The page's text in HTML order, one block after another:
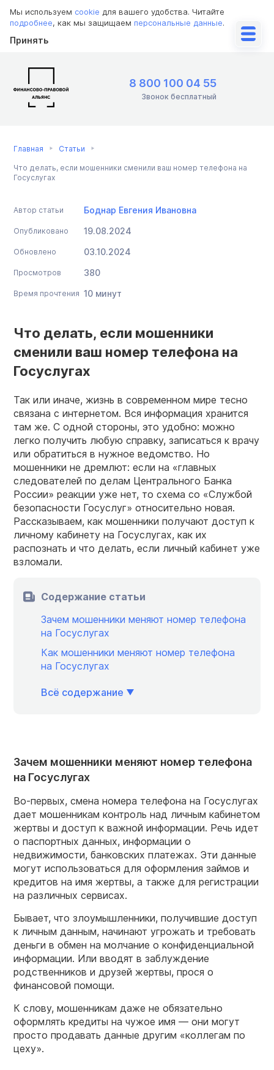
Мы используем cookie для вашего удобства. Читайте
подробнее, как мы защищаем персональные данные.
Принять
8 800 100 04 55
Звонок бесплатный
Главная Статьи
Что делать, если мошенники сменили ваш номер телефона на
Госуслугах
Автор статьи Боднар Евгения Ивановна
Опубликовано 19.08.2024
Обновлено 03.10.2024
Просмотров 380
Время прочтения 10 минут
Что делать, если мошенники
сменили ваш номер телефона на
Госуслугах
Так или иначе, жизнь в современном мире тесно
связана с интернетом. Вся информация хранится
там же. С одной стороны, это удобно: можно
легко получить любую справку, записаться к врачу
или обратиться в нужное ведомство. Но
мошенники не дремлют: если на «главных
следователей по делам Центрального Банка
России» реакции уже нет, то схема со «Службой
безопасности Госуслуг» относительно новая.
Рассказываем, как мошенники получают доступ к
личному кабинету на Госуслугах, как их
распознать и что делать, если личный кабинет уже
взломали.
Содержание статьи
Зачем мошенники меняют номер телефона
на Госуслугах
Как мошенники меняют номер телефона
на Госуслугах
Всё содержание
Зачем мошенники меняют номер телефона
на Госуслугах
Во-первых, смена номера телефона на Госуслугах
дает мошенникам контроль над личным кабинетом
жертвы и доступ к важной информации. Речь идет
о паспортных данных, информации о
недвижимости, банковских платежах. Эти данные
могут использоваться для оформления займов и
кредитов на имя жертвы, а также для регистрации
на различных сервисах.
Бывает, что злоумышленники, получившие доступ
к личным данным, начинают угрожать и требовать
деньги в обмен на молчание о конфиденциальной
информации. Или вводят в заблуждение
родственников и друзей жертвы, прося о
финансовой помощи.
К слову, мошенникам даже не обязательно
оформлять кредиты на чужое имя — они могут
просто продавать данные другим «коллегам по
цеху».